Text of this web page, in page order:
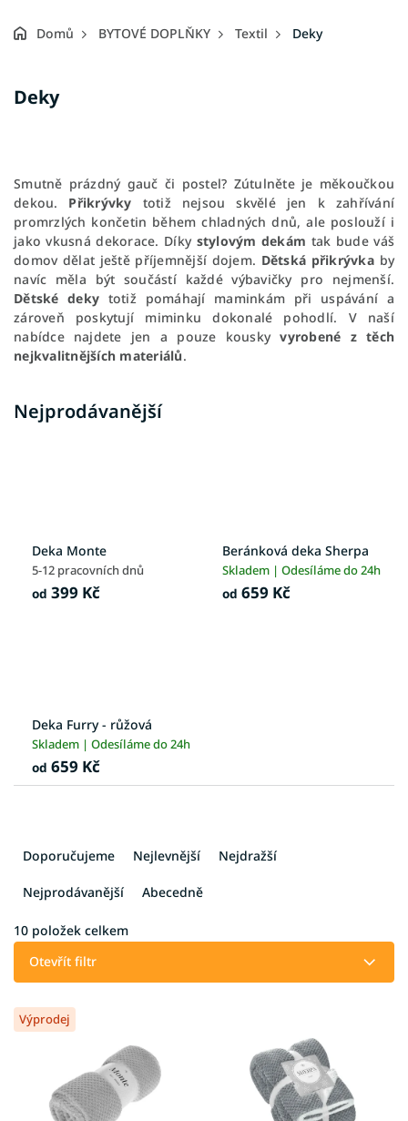
Domů BYTOVÉ DOPLŇKY Textil Deky
Deky
Smutně prázdný gauč či postel? Zútulněte je měkoučkou
dekou. Přikrývky totiž nejsou skvělé jen k zahřívání
promrzlých končetin během chladných dnů, ale poslouží i
jako vkusná dekorace. Díky stylovým dekám tak bude váš
domov dělat ještě příjemnější dojem. Dětská přikrývkaby
navíc měla být součástí každé výbavičky pro nejmenší.
Dětské deky totiž pomáhají maminkám při uspávání a
zároveň poskytují miminku dokonalé pohodlí. V naší
nabídce najdete jen a pouze kouskyvyrobené z těch
nejkvalitnějších materiálů.
Nejprodávanější
Deka Monte
5-12 pracovních dnů
od 399 Kč
Beránková deka Sherpa
Skladem | Odesíláme do 24h
od 659 Kč
Deka Furry - růžová
Skladem | Odesíláme do 24h
od 659 Kč
í
d
u
Doporučujeme Nejlevnější Nejdražší
Nejprodávanější Abecedně
10 položek celkem
Otevřít filtr
V
ýVýprodej